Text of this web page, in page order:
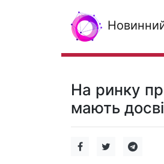
На ринку
мають